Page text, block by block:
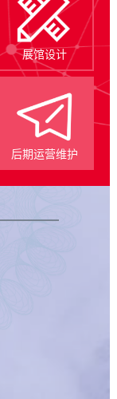
展馆设计
后期运营维护